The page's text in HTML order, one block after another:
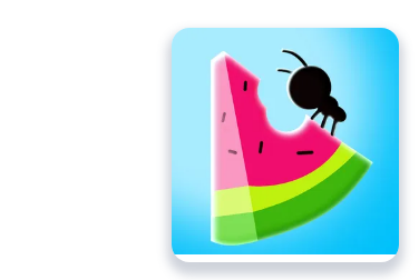
Tutaj możesz grać w Idle